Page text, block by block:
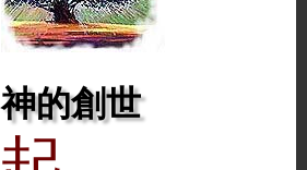
神的創世